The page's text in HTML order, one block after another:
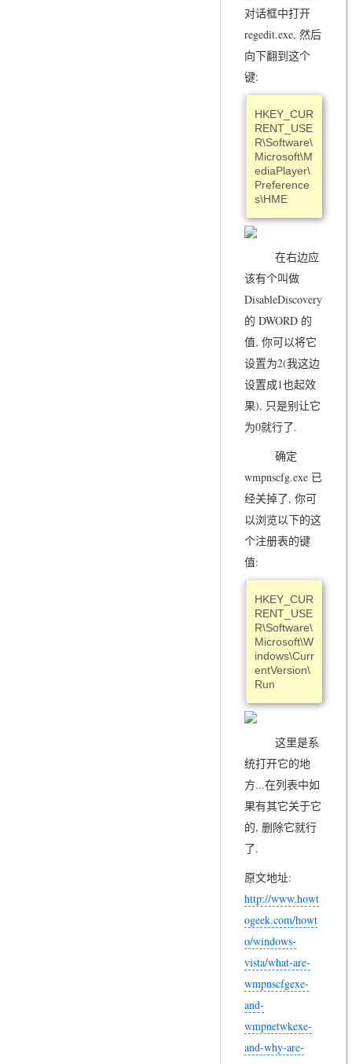
对话框中打开
regedit.exe, 然后
向下翻到这个
键:
HKEY_CUR
RENT_USE
R\Software\
Microsoft\M
ediaPlayer\
Preference
s\HME
在右边应
该有个叫做
DisableDiscovery
的 DWORD 的
值, 你可以将它
设置为2(我这边
设置成1也起效
果), 只是别让它
为0就行了.
确定
wmpnscfg.exe 已
经关掉了, 你可
以浏览以下的这
个注册表的键
值:
HKEY_CUR
RENT_USE
R\Software\
Microsoft\W
indows\Curr
entVersion\
Run
这里是系
统打开它的地
方...在列表中如
果有其它关于它
的, 删除它就行
了.
原文地址:
http://www.howt
ogeek.com/howt
o/windows-
vista/what-are-
wmpnscfgexe-
and-
wmpnetwkexe-
and-why-are-